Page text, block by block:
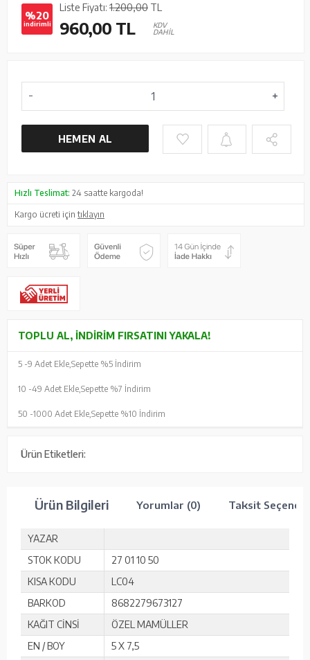
%20
indirimli
Liste Fiyatı: 1.200,00 TL
960,00 TL
KDV
DAHİL
HEMEN AL
Hızlı Teslimat: 24 saatte kargoda!
Kargo ücreti içintıklayın
TOPLU AL, İNDIRIM FIRSATINI YAKALA!
5 -9 Adet Ekle, Sepette %5 İndirim
10 -49 Adet Ekle, Sepette %7 İndirim
50 -1000 Adet Ekle, Sepette %10 İndirim
Ürün Etiketleri:
Ürün Bilgileri Yorumlar (0) Taksit
YAZAR
STOK KODU
27 01 10 50
KISA KODU
LC04
BARKOD
8682279673127
KAĞIT CİNSİ
ÖZEL MAMÜLLER
EN / BOY
5 X 7,5